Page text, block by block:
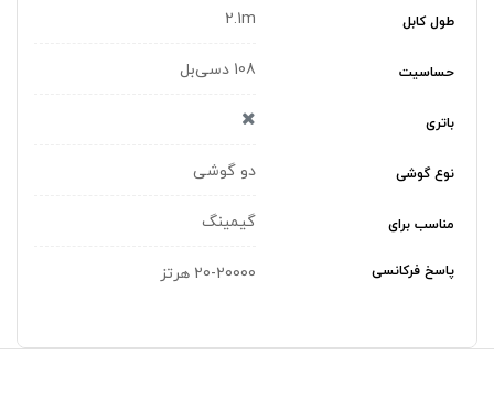
طول کابل 2.1m
حساسیت 108 دسی‌بل
باتری
نوع گوشی دو گوشی
مناسب برای گیمینگ
پاسخ فرکانسی 20-20000 هرتز